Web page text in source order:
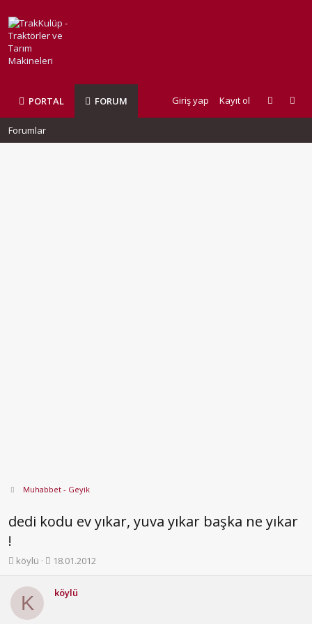
PORTAL FORUM Giriş yap Kayıt ol
Forumlar
Muhabbet - Geyik
dedi kodu ev yıkar, yuva yıkar başka ne yıkar
!
K
n
köylü
B18.01.2012
K köylü